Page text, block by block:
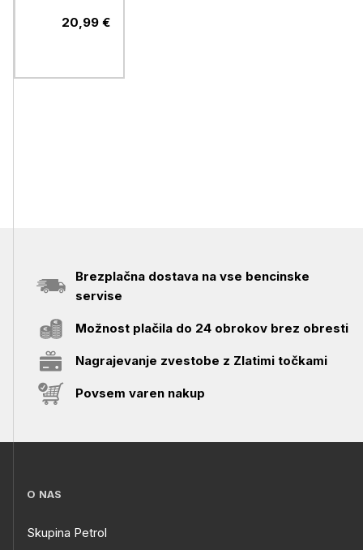
20,99 €
Brezplačna dostava na vse bencinske
servise
Možnost plačila do 24 obrokov brez obresti
Nagrajevanje zvestobe z Zlatimi točkami
Povsem varen nakup
O NAS
Skupina Petrol